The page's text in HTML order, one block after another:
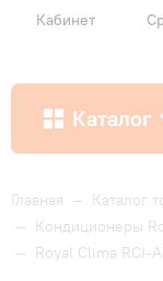
Кабинет
Каталог
Как купить
Доставка и
Главная — Каталог
— Кондиционеры
— Royal Clima RCI-